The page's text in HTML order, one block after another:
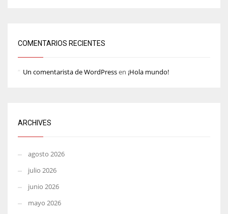
COMENTARIOS RECIENTES
Un comentarista de WordPressen ¡Hola mundo!
ARCHIVES
agosto 2026
julio 2026
junio 2026
mayo 2026